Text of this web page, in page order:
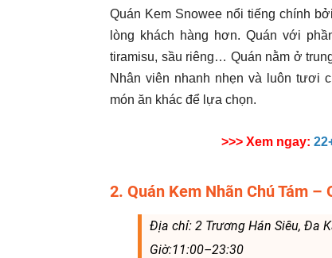
Quán Kem Snowee nổi tiếng chính
lòng khách hàng hơn. Quán với
tiramisu, sầu riêng… Quán nằm ở
Nhân viên nhanh nhẹn và luôn tươi
món ăn khác để lựa chọn.
>>> Xem ngay:
2. Quán Kem Nhãn Chú Tám –
Địa chỉ: 2 Trương Hán Siêu, Đa
Giờ:11:00–23:30